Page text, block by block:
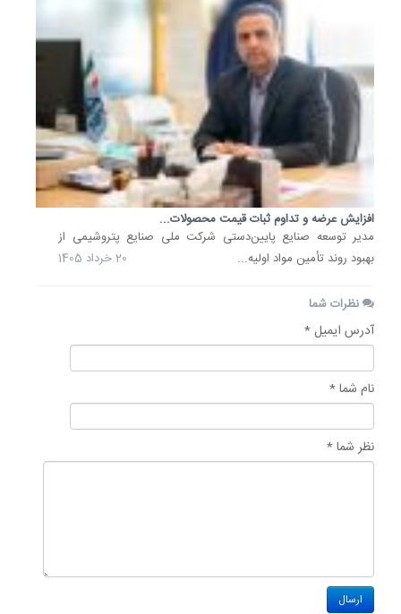
افزایش عرضه و تداوم ثبات قیمت محصولات...
مدیر توسعه صنایع پایین‌دستی شرکت ملی صنایع پتروشیمی از
بهبود روند تأمین مواد اولیه...
20 خرداد 1405
نظرات شما
آدرس ایمیل *
نام شما *
نظر شما *